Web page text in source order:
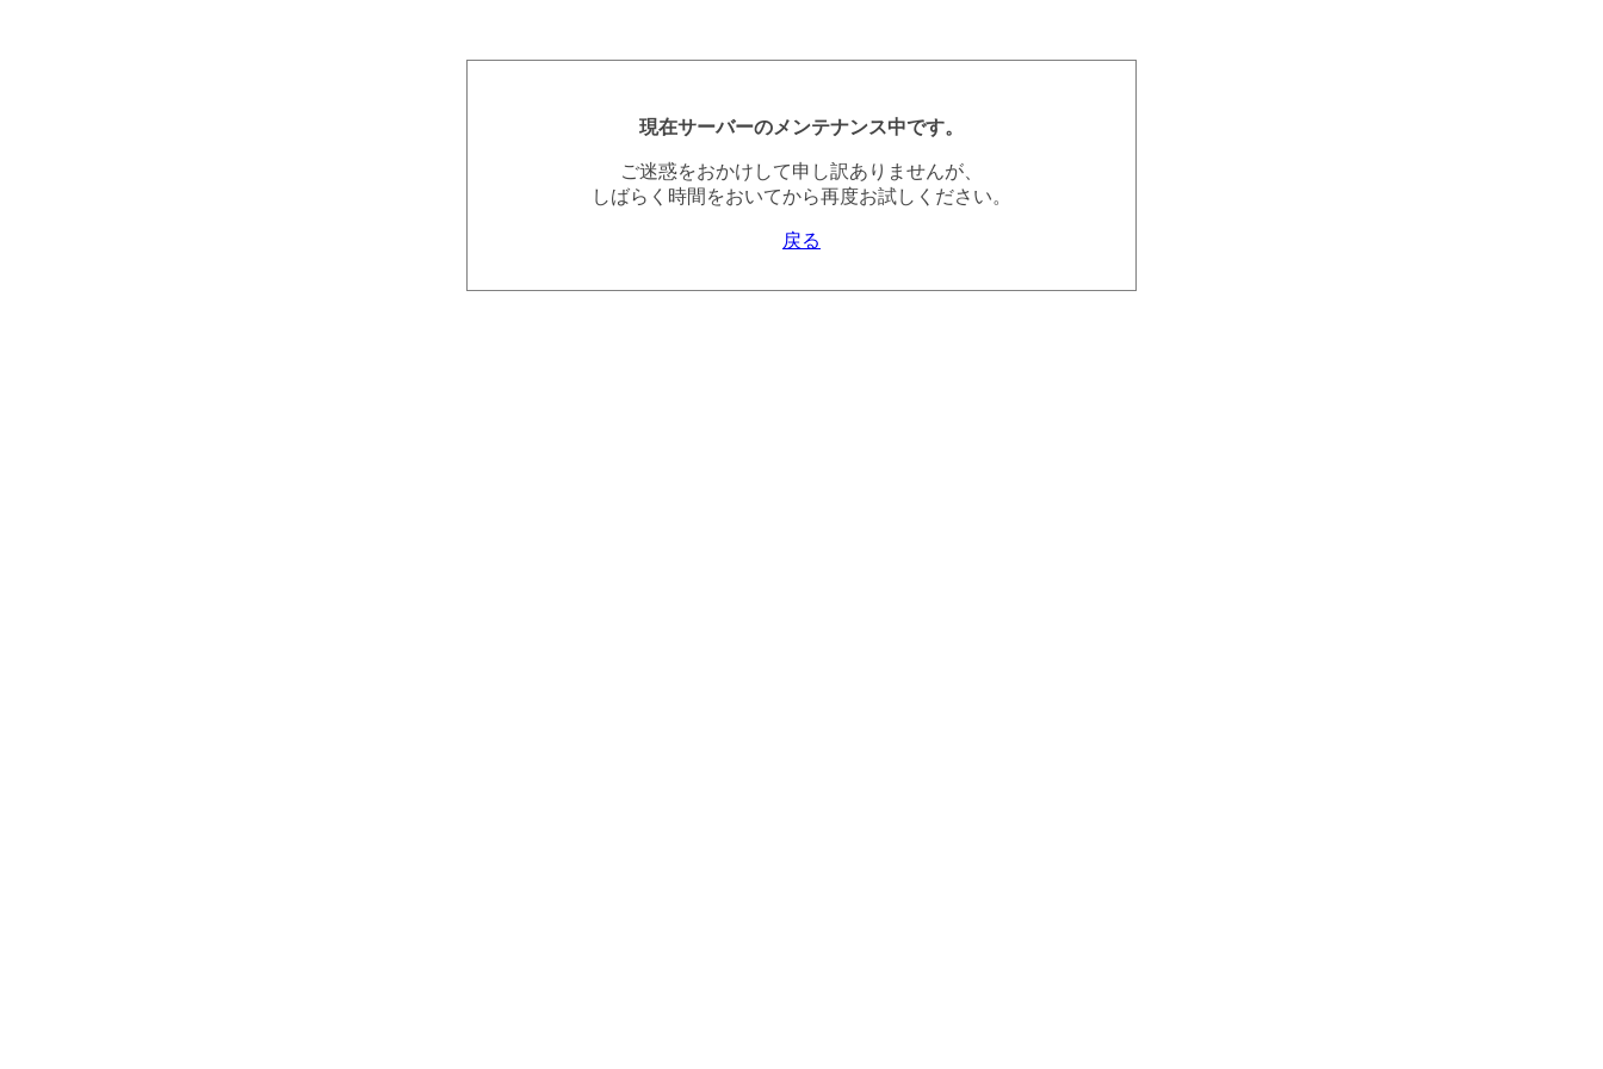
現在サーバーのメンテナンス中です。
ご迷惑をおかけして申し訳ありませんが、
しばらく時間をおいてから再度お試しください。
戻る